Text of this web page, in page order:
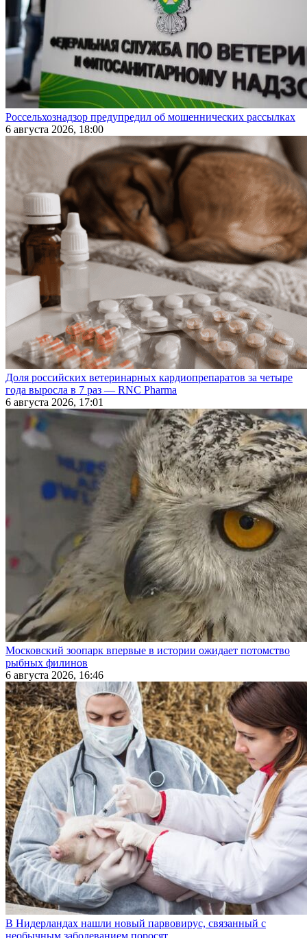
Россельхознадзор предупредил об мошеннических рассылках
6 августа 2026, 18:00
Доля российских ветеринарных кардиопрепаратов за четыре
года выросла в 7 раз — RNC Pharma
6 августа 2026, 17:01
Московский зоопарк впервые в истории ожидает потомство
рыбных филинов
6 августа 2026, 16:46
В Нидерландах нашли новый парвовирус, связанный с
необычным заболеванием поросят